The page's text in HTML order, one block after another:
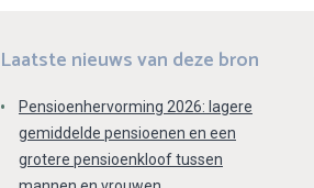
Laatste nieuws van deze bron
Pensioenhervorming 2026: lagere
gemiddelde pensioenen en een
grotere pensioenkloof tussen